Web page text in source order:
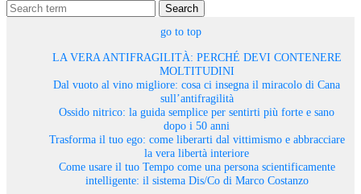
Search
go to top
LA VERA ANTIFRAGILITÀ: PERCHÉ DEVI CONTENERE
MOLTITUDINI
Dal vuoto al vino migliore: cosa ci insegna il miracolo di Cana
sull’antifragilità
Ossido nitrico: la guida semplice per sentirti più forte e sano
dopo i 50 anni
Trasforma il tuo ego: come liberarti dal vittimismo e abbracciare
la vera libertà interiore
Come usare il tuo Tempo come una persona scientificamente
intelligente: il sistema Dis/Co di Marco Costanzo